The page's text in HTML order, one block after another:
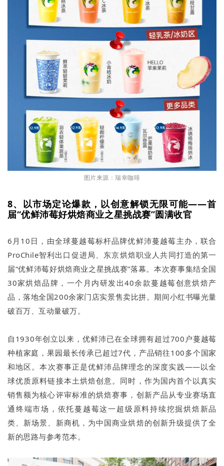
图片来源：瑞幸咖啡
8、以市场定论爆款，以创意解锁无限可能——首
届“优鲜沛莓好烘焙商业之星挑战赛”圆满收官
6月10日，由全球蔓越莓标杆品牌优鲜沛蔓越莓主办，联合
ProChile智利出口促进局、东京烘焙职业人共同打造的第一
届“优鲜沛莓好烘焙商业之星挑战赛”落幕。本次赛事集结全国
30家烘焙品牌，一个月内研发出40余款蔓越莓创意烘焙产
品，落地全国200余家门店实景售卖比拼。期间小红书曝光量
破百万、互动量破万。
自1930年创立以来，优鲜沛已在全球拥有超过700户蔓越莓
种植家庭，果园最长传承已超过7代，产品销往100多个国家
和地区。本次赛事正是优鲜沛品牌理念的深度实践——以全
球优质原料链接本土烘焙创意。同时，作为国内首个以真实
销售额为核心评审标准的烘焙赛事，创新产品从专业赛场直
通终端市场，依托蔓越莓这一超级原料持续挖掘烘焙新品
类、新场景、新商机，为中国商业烘焙的创新升级提供了全
新的思路与参考范本。